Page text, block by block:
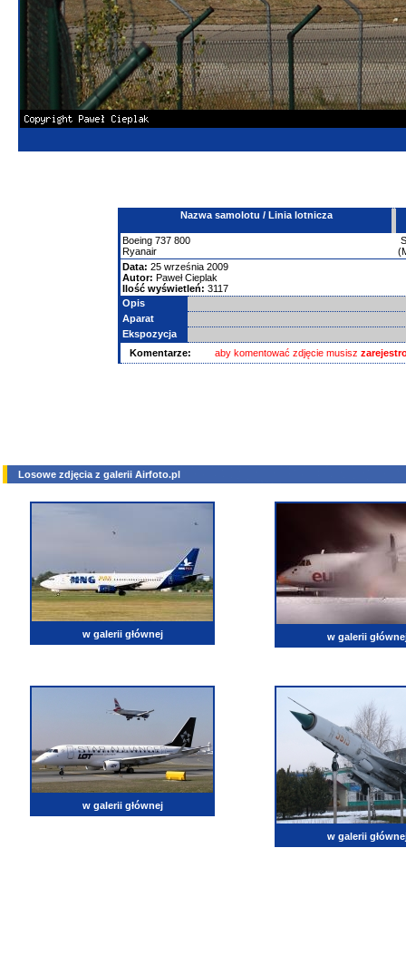
Nazwa samolotu / Linia lotnicza
Boeing 737 800
Ryanair
Data: 25 września 2009
Autor: Paweł Cieplak
Ilość wyświetleń: 3117
Opis
Aparat
Ekspozycja
Komentarze:
aby komentować zdjęcie musisz
Losowe zdjęcia z galerii Airfoto.pl
w galerii głównej w galerii
w galerii głównej
w galerii